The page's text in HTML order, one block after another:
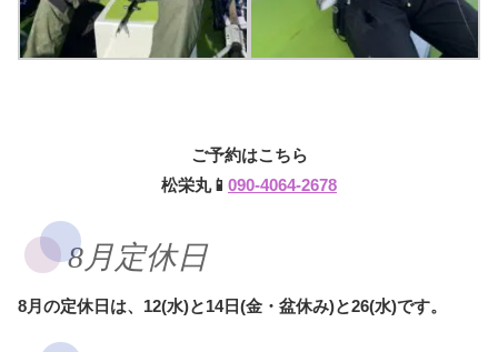
ご予約はこちら
松栄丸📱 090-4064-2678
8月定休日
8月の定休日は、12(水)と14日(金・盆休み)と26(水)です。